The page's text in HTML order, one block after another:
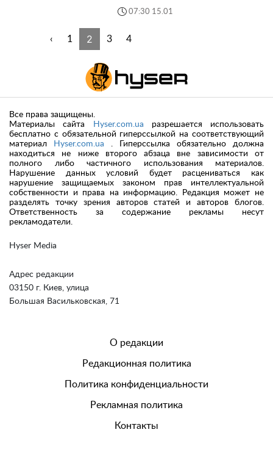
07:30 15.01
‹ 1 2 3 4
Hyser Media
Адрес редакции
03150 г. Киев, улица
Большая Васильковская, 71
Все права защищены.
Материалы сайта
Hyser.com.ua разрешается использовать
бесплатно с обязательной гиперссылкой на соответствующий
материал
Hyser.com.ua . Гиперссылка обязательно должна
находиться не ниже второго абзаца вне зависимости от
полного либо частичного использования материалов.
Нарушение данных условий будет расцениваться как
нарушение защищаемых законом прав интеллектуальной
собственности и права на информацию. Редакция может не
разделять точку зрения авторов статей и авторов блогов.
Ответственность за содержание рекламы несут
рекламодатели.
О редакции
Редакционная политика
Политика конфиденциальности
Рекламная политика
Контакты